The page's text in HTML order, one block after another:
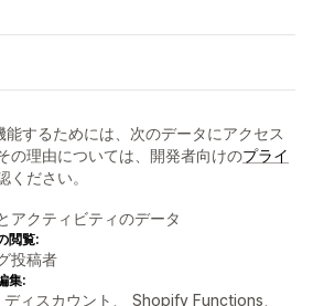
するためには、次のデータにアクセス
の理由については、開発者向けのプライ
ください。
アクティビティのデータ
閲覧:
投稿者
集:
ィスカウント、 Shopify Functions、